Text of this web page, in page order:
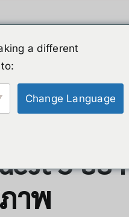
ลอดภัย
3 อ
าพ
a different
Change Language